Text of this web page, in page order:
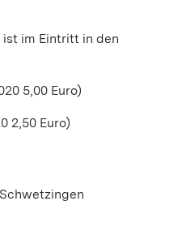
im Eintritt in den
5,00 Euro)
2,50 Euro)